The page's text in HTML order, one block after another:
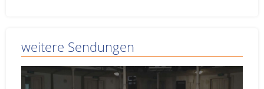
weitere Sendungen